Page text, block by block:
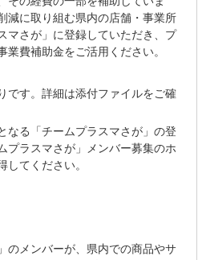
減に取り組む県内の店舗・事業所
マさが」に登録していただき、プ
費補助金をご活用ください。
です。詳細は添付ファイルをご確
なる「チームプラスマさが」の登
プラスマさが」メンバー募集のホ
してください。
ンバーが、県内での商品やサ